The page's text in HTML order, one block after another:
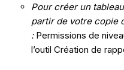
Pour créer un
partir de votre copie
:Permissions de
l’outil Création de